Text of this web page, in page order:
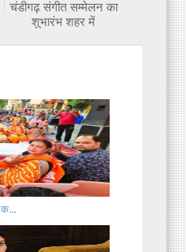
चंडीगढ़ संगीत सम्मेलन का
शुभारंभ शहर में
क...